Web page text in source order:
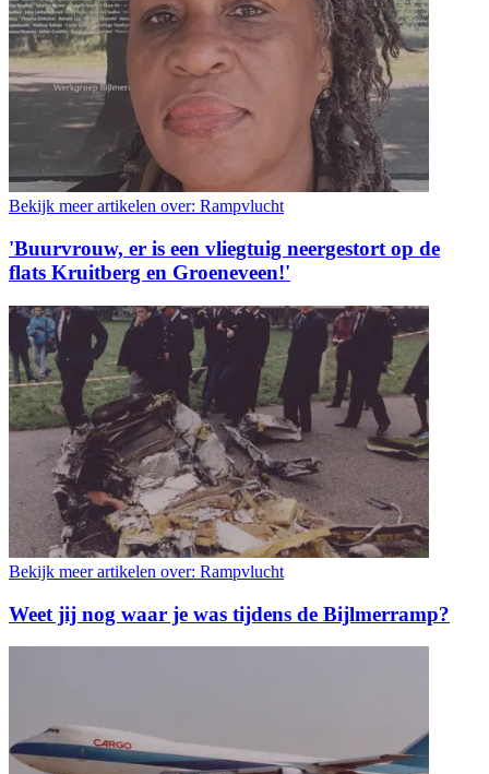
Bekijk meer artikelen over: Rampvlucht
'Buurvrouw, er is een vliegtuig neergestort op de
flats Kruitberg en Groeneveen!'
Bekijk meer artikelen over: Rampvlucht
Weet jij nog waar je was tijdens de Bijlmerramp?